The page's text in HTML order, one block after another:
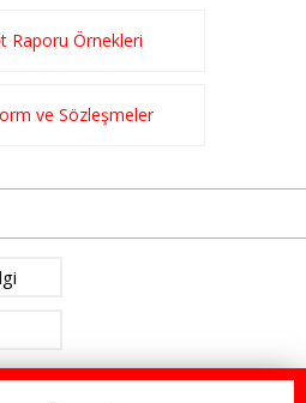
Raporu Örnekleri
ve Sözleşmeler